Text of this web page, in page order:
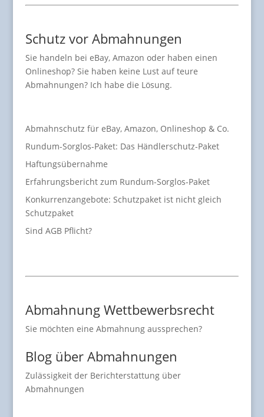
Schutz vor Abmahnungen
Sie handeln bei eBay, Amazon oder haben einen
Onlineshop? Sie haben keine Lust auf teure
Abmahnungen? Ich habe die Lösung.
Abmahnschutz für eBay, Amazon, Onlineshop & Co.
Rundum-Sorglos-Paket: Das Händlerschutz-Paket
Haftungsübernahme
Erfahrungsbericht zum Rundum-Sorglos-Paket
Konkurrenzangebote: Schutzpaket ist nicht gleich
Schutzpaket
Sind AGB Pflicht?
Abmahnung Wettbewerbsrecht
Sie möchten eine Abmahnung aussprechen?
Blog über Abmahnungen
Zulässigkeit der Berichterstattung über
Abmahnungen